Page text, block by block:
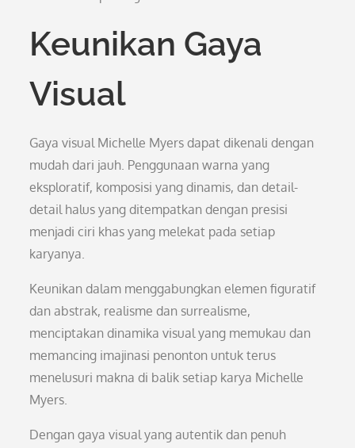
Keunikan Gaya
Visual
Gaya visual Michelle Myers dapat dikenali dengan
mudah dari jauh. Penggunaan warna yang
eksploratif, komposisi yang dinamis, dan detail-
detail halus yang ditempatkan dengan presisi
menjadi ciri khas yang melekat pada setiap
karyanya.
Keunikan dalam menggabungkan elemen figuratif
dan abstrak, realisme dan surrealisme,
menciptakan dinamika visual yang memukau dan
memancing imajinasi penonton untuk terus
menelusuri makna di balik setiap karya Michelle
Myers.
Dengan gaya visual yang autentik dan penuh